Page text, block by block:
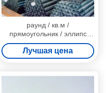
раунд / кв.м /
прямоугольник / эллипс
оцинкованная, черный цвет
ВПВ сварные стальные
трубы / трубы
Лучшая цена